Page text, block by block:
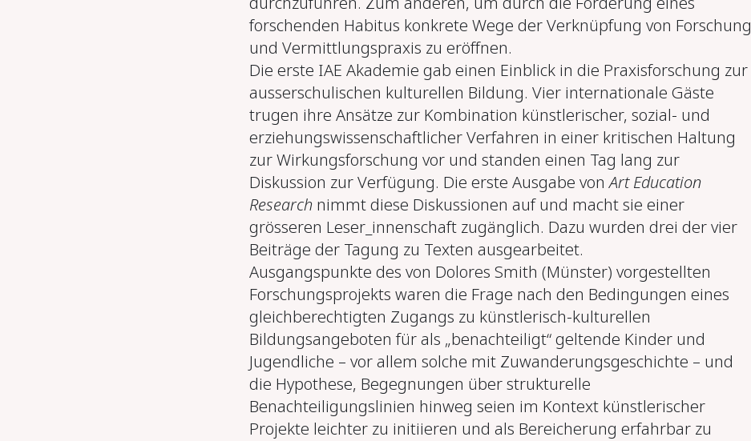
forschenden Habitus konkrete Wege der Verknüpfung von Forschung
und Vermittlungspraxis zu eröffnen.
Die erste IAE Akademie gab einen Einblick in die Praxisforschung zur
ausserschulischen kulturellen Bildung. Vier internationale Gäste
trugen ihre Ansätze zur Kombination künstlerischer, sozial- und
erziehungswissenschaftlicher Verfahren in einer kritischen Haltung
zur Wirkungsforschung vor und standen einen Tag lang zur
Diskussion zur Verfügung. Die erste Ausgabe vonArt Education
Research nimmt diese Diskussionen auf und macht sie einer
grösseren Leser_innenschaft zugänglich. Dazu wurden drei der vier
Beiträge der Tagung zu Texten ausgearbeitet.
Ausgangspunkte des von Dolores Smith (Münster) vorgestellten
Forschungsprojekts waren die Frage nach den Bedingungen eines
gleichberechtigten Zugangs zu künstlerisch-kulturellen
Bildungsangeboten für als „benachteiligt“ geltende Kinder und
Jugendliche – vor allem solche mit Zuwanderungsgeschichte – und
die Hypothese, Begegnungen über strukturelle
Benachteiligungslinien hinweg seien im Kontext künstlerischer
Projekte leichter zu initiieren und als Bereicherung erfahrbar zu